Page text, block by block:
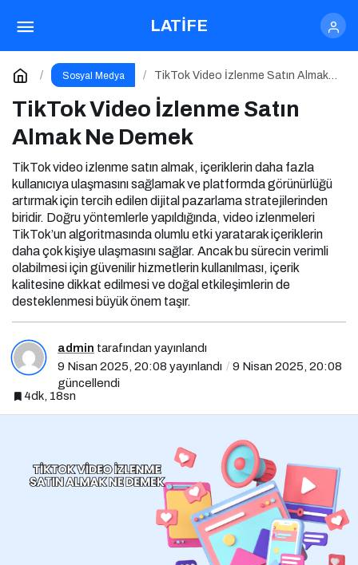
LATİFE
Sosyal Medya
TikTok Video İzlenme Satın Almak
TikTok Video İzlenme Satın
Almak Ne Demek
TikTok video izlenme satın almak, içeriklerin daha fazla
kullanıcıya ulaşmasını sağlamak ve platformda görünürlüğü
artırmak için tercih edilen dijital pazarlama stratejilerinden
biridir. Doğru yöntemlerle yapıldığında, video izlenmeleri
TikTok’un algoritmasında olumlu etki yaratarak içeriklerin
daha çok kişiye ulaşmasını sağlar. Ancak bu sürecin verimli
olabilmesi için güvenilir hizmetlerin kullanılması, içerik
kalitesine dikkat edilmesi ve doğal etkileşimlerin de
desteklenmesi büyük önem taşır.
admin tarafından yayınlandı
9 Nisan 2025, 20:08 yayınlandı
9 Nisan 2025, 20:08
güncellendi
4dk, 18sn
YouTube İzlenme Satın Almak Ne Demek?
Yorum Yap Paylaş